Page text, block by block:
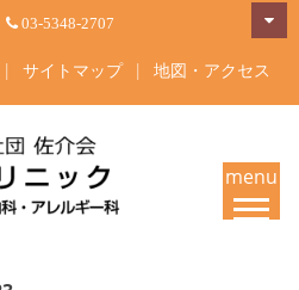
03-5348-2707
| サイトマップ | 地図・アクセス
-中野区東中野
menu